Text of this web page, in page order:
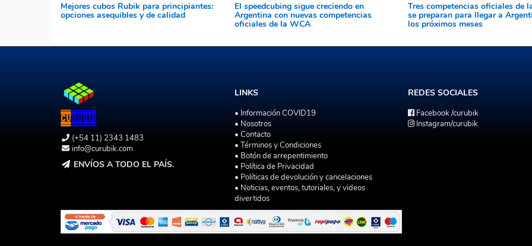
Mejores cubos Rubik para principiantes:
opciones asequibles y de calidad
El speedcubing sigue creciendo en
Argentina con nuevas competencias
oficiales de la WCA
Tres competencias oficiales de
se preparan para llegar a
los próximos meses
(+54 11) 2343 1483
info@curubik.com
ENVÍOS A TODO EL PAÍS.
LINKS
• Información COVID19
• Nosotros
• Contacto
• Términos y Condiciones
• Botón de arrepentimiento
• Política de Privacidad
• Políticas de devolución y cancelaciones
• Noticias, eventos, tutoriales, y videos
divertidos
REDES SOCIALES
Facebook/curubik
Instagram/curubik